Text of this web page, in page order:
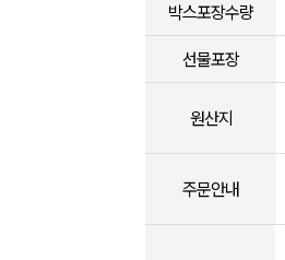
박스포장수량
선물포장
원산지
주문안내